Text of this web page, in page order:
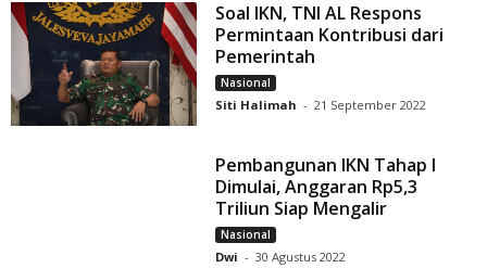
Soal IKN, TNI AL Respons
Permintaan Kontribusi dari
Pemerintah
Nasional
Siti Halimah - 21 September 2022
Pembangunan IKN Tahap I
Dimulai, Anggaran Rp5,3
Triliun Siap Mengalir
Nasional
Dwi - 30 Agustus 2022